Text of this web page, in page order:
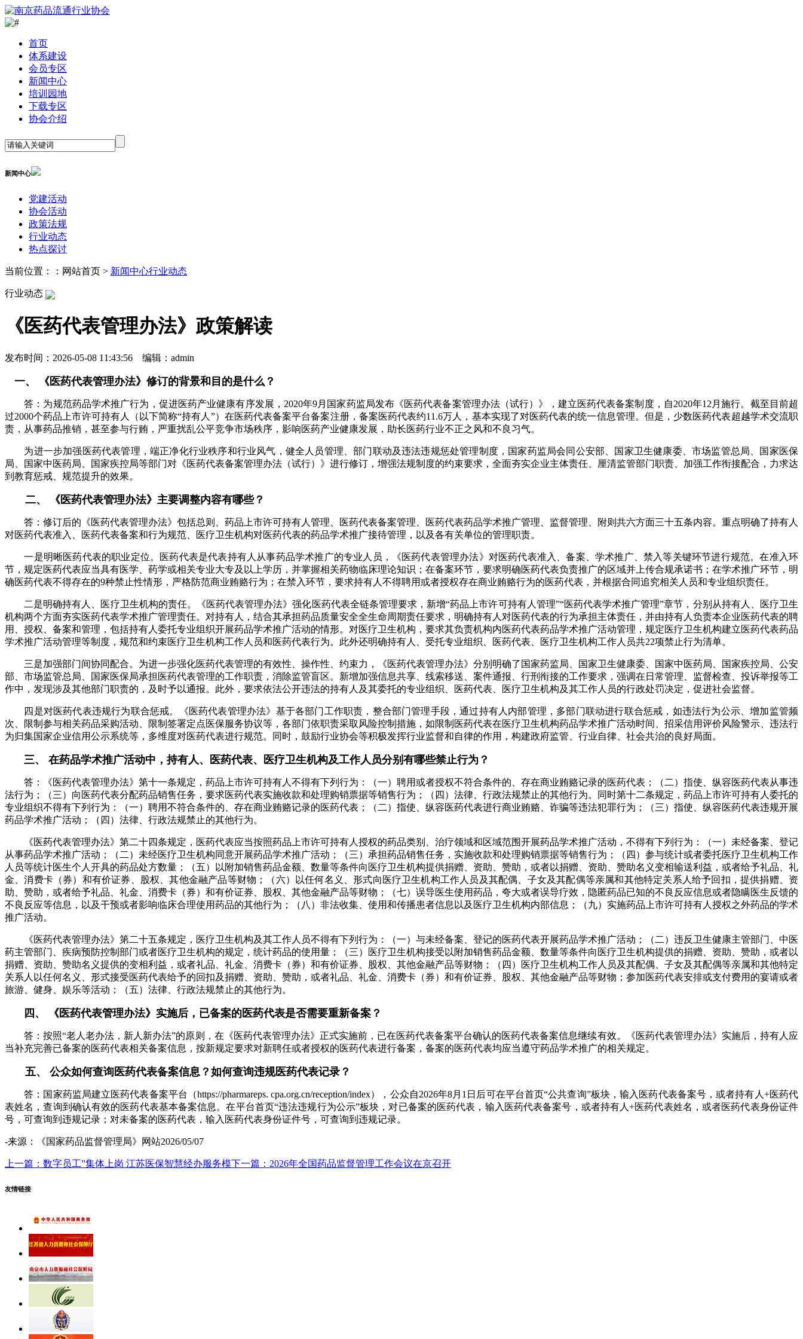
首页
体系建设
会员专区
新闻中心
培训园地
下载专区
协会介绍
新闻中心
党建活动
协会活动
政策法规
行业动态
热点探讨
当前位置：：网站首页 > 新闻中心行业动态
行业动态
《医药代表管理办法》政策解读
发布时间：2026-05-08 11:43:56 编辑：admin
一、 《医药代表管理办法》修订的背景和目的是什么？
答：为规范药品学术推广行为，促进医药产业健康有序发展，2020年9月国家药监局发布《医药代表备案管理办法（试行）》，建立医药代表备案制度，自2020年12月施行。截至目前超
过2000个药品上市许可持有人（以下简称“持有人”）在医药代表备案平台备案注册，备案医药代表约11.6万人，基本实现了对医药代表的统一信息管理。但是，少数医药代表超越学术交流职
责，从事药品推销，甚至参与行贿，严重扰乱公平竞争市场秩序，影响医药产业健康发展，助长医药行业不正之风和不良习气。
为进一步加强医药代表管理，端正净化行业秩序和行业风气，健全人员管理、部门联动及违法违规惩处管理制度，国家药监局会同公安部、国家卫生健康委、市场监管总局、国家医保
局、国家中医药局、国家疾控局等部门对《医药代表备案管理办法（试行）》进行修订，增强法规制度的约束要求，全面夯实企业主体责任、厘清监管部门职责、加强工作衔接配合，力求达
到教育惩戒、规范提升的效果。
二、 《医药代表管理办法》主要调整内容有哪些？
答：修订后的《医药代表管理办法》包括总则、药品上市许可持有人管理、医药代表备案管理、医药代表药品学术推广管理、监督管理、附则共六方面三十五条内容。重点明确了持有人
对医药代表准入、医药代表备案和行为规范、医疗卫生机构对医药代表的药品学术推广接待管理，以及各有关单位的管理职责。
一是明晰医药代表的职业定位。医药代表是代表持有人从事药品学术推广的专业人员，《医药代表管理办法》对医药代表准入、备案、学术推广、禁入等关键环节进行规范。在准入环
节，规定医药代表应当具有医学、药学或相关专业大专及以上学历，并掌握相关药物临床理论知识；在备案环节，要求明确医药代表负责推广的区域并上传合规承诺书；在学术推广环节，明
确医药代表不得存在的9种禁止性情形，严格防范商业贿赂行为；在禁入环节，要求持有人不得聘用或者授权存在商业贿赂行为的医药代表，并根据合同追究相关人员和专业组织责任。
二是明确持有人、医疗卫生机构的责任。《医药代表管理办法》强化医药代表全链条管理要求，新增“药品上市许可持有人管理”“医药代表学术推广管理”章节，分别从持有人、医疗卫生
机构两个方面夯实医药代表学术推广管理责任。对持有人，结合其承担药品质量安全全生命周期责任要求，明确持有人对医药代表的行为承担主体责任，并由持有人负责本企业医药代表的聘
用、授权、备案和管理，包括持有人委托专业组织开展药品学术推广活动的情形。对医疗卫生机构，要求其负责机构内医药代表药品学术推广活动管理，规定医疗卫生机构建立医药代表药品
学术推广活动管理等制度，规范和约束医疗卫生机构工作人员和医药代表行为。此外还明确持有人、受托专业组织、医药代表、医疗卫生机构工作人员共22项禁止行为清单。
三是加强部门间协同配合。为进一步强化医药代表管理的有效性、操作性、约束力，《医药代表管理办法》分别明确了国家药监局、国家卫生健康委、国家中医药局、国家疾控局、公安
部、市场监管总局、国家医保局承担医药代表管理的工作职责，消除监管盲区。新增加强信息共享、线索移送、案件通报、行刑衔接的工作要求，强调在日常管理、监督检查、投诉举报等工
作中，发现涉及其他部门职责的，及时予以通报。此外，要求依法公开违法的持有人及其委托的专业组织、医药代表、医疗卫生机构及其工作人员的行政处罚决定，促进社会监督。
四是对医药代表违规行为联合惩戒。《医药代表管理办法》基于各部门工作职责，整合部门管理手段，通过持有人内部管理，多部门联动进行联合惩戒，如违法行为公示、增加监管频
次、限制参与相关药品采购活动、限制签署定点医保服务协议等，各部门依职责采取风险控制措施，如限制医药代表在医疗卫生机构药品学术推广活动时间、招采信用评价风险警示、违法行
为归集国家企业信用公示系统等，多维度对医药代表进行规范。同时，鼓励行业协会等积极发挥行业监督和自律的作用，构建政府监管、行业自律、社会共治的良好局面。
三、 在药品学术推广活动中，持有人、医药代表、医疗卫生机构及工作人员分别有哪些禁止行为？
答：《医药代表管理办法》第十一条规定，药品上市许可持有人不得有下列行为：（一）聘用或者授权不符合条件的、存在商业贿赂记录的医药代表；（二）指使、纵容医药代表从事违
法行为；（三）向医药代表分配药品销售任务，要求医药代表实施收款和处理购销票据等销售行为；（四）法律、行政法规禁止的其他行为。同时第十二条规定，药品上市许可持有人委托的
专业组织不得有下列行为：（一）聘用不符合条件的、存在商业贿赂记录的医药代表；（二）指使、纵容医药代表进行商业贿赂、诈骗等违法犯罪行为；（三）指使、纵容医药代表违规开展
药品学术推广活动；（四）法律、行政法规禁止的其他行为。
《医药代表管理办法》第二十四条规定，医药代表应当按照药品上市许可持有人授权的药品类别、治疗领域和区域范围开展药品学术推广活动，不得有下列行为：（一）未经备案、登记
从事药品学术推广活动；（二）未经医疗卫生机构同意开展药品学术推广活动；（三）承担药品销售任务，实施收款和处理购销票据等销售行为；（四）参与统计或者委托医疗卫生机构工作
人员等统计医生个人开具的药品处方数量；（五）以附加销售药品金额、数量等条件向医疗卫生机构提供捐赠、资助、赞助，或者以捐赠、资助、赞助名义变相输送利益，或者给予礼品、礼
金、消费卡（券）和有价证券、股权、其他金融产品等财物；（六）以任何名义、形式向医疗卫生机构工作人员及其配偶、子女及其配偶等亲属和其他特定关系人给予回扣，提供捐赠、资
助、赞助，或者给予礼品、礼金、消费卡（券）和有价证券、股权、其他金融产品等财物；（七）误导医生使用药品，夸大或者误导疗效，隐匿药品已知的不良反应信息或者隐瞒医生反馈的
不良反应等信息，以及干预或者影响临床合理使用药品的其他行为；（八）非法收集、使用和传播患者信息以及医疗卫生机构内部信息；（九）实施药品上市许可持有人授权之外药品的学术
推广活动。
《医药代表管理办法》第二十五条规定，医疗卫生机构及其工作人员不得有下列行为：（一）与未经备案、登记的医药代表开展药品学术推广活动；（二）违反卫生健康主管部门、中医
药主管部门、疾病预防控制部门或者医疗卫生机构的规定，统计药品的使用量；（三）医疗卫生机构接受以附加销售药品金额、数量等条件向医疗卫生机构提供的捐赠、资助、赞助，或者以
捐赠、资助、赞助名义提供的变相利益，或者礼品、礼金、消费卡（券）和有价证券、股权、其他金融产品等财物；（四）医疗卫生机构工作人员及其配偶、子女及其配偶等亲属和其他特定
关系人以任何名义、形式接受医药代表给予的回扣及捐赠、资助、赞助，或者礼品、礼金、消费卡（券）和有价证券、股权、其他金融产品等财物；参加医药代表安排或支付费用的宴请或者
旅游、健身、娱乐等活动；（五）法律、行政法规禁止的其他行为。
四、 《医药代表管理办法》实施后，已备案的医药代表是否需要重新备案？
答：按照“老人老办法，新人新办法”的原则，在《医药代表管理办法》正式实施前，已在医药代表备案平台确认的医药代表备案信息继续有效。《医药代表管理办法》实施后，持有人应
当补充完善已备案的医药代表相关备案信息，按新规定要求对新聘任或者授权的医药代表进行备案，备案的医药代表均应当遵守药品学术推广的相关规定。
五、 公众如何查询医药代表备案信息？如何查询违规医药代表记录？
答：国家药监局建立医药代表备案平台（https://pharmareps. cpa.org.cn/reception/index），公众自2026年8月1日后可在平台首页“公共查询”板块，输入医药代表备案号，或者持有人+医药代
表姓名，查询到确认有效的医药代表基本备案信息。在平台首页“违法违规行为公示”板块，对已备案的医药代表，输入医药代表备案号，或者持有人+医药代表姓名，或者医药代表身份证件
号，可查询到违规记录；对未备案的医药代表，输入医药代表身份证件号，可查询到违规记录。
-来源：《国家药品监督管理局》网站2026/05/07
上一篇：数字员工”集体上岗 江苏医保智慧经办服务模下一篇：2026年全国药品监督管理工作会议在京召开
友情链接